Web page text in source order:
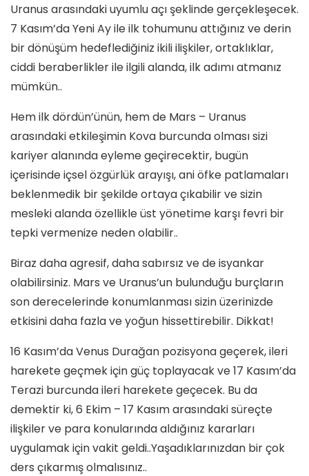
Uranus arasındaki uyumlu açı şeklinde gerçekleşecek.
7 Kasım’da Yeni Ay ile ilk tohumunu attığınız ve derin
bir dönüşüm hedeflediğiniz ikili ilişkiler, ortaklıklar,
ciddi beraberlikler ile ilgili alanda, ilk adımı atmanız
mümkün..
Hem ilk dördün’ünün, hem de Mars – Uranus
arasındaki etkileşimin Kova burcunda olması sizi
kariyer alanında eyleme geçirecektir, bugün
içerisinde içsel özgürlük arayışı, ani öfke patlamaları
beklenmedik bir şekilde ortaya çıkabilir ve sizin
mesleki alanda özellikle üst yönetime karşı fevri bir
tepki vermenize neden olabilir..
Biraz daha agresif, daha sabırsız ve de isyankar
olabilirsiniz. Mars ve Uranus’un bulunduğu burçların
son derecelerinde konumlanması sizin üzerinizde
etkisini daha fazla ve yoğun hissettirebilir. Dikkat!
16 Kasım’da Venus Durağan pozisyona geçerek, ileri
harekete geçmek için güç toplayacak ve 17 Kasım’da
Terazi burcunda ileri harekete geçecek. Bu da
demektir ki, 6 Ekim – 17 Kasım arasındaki süreçte
ilişkiler ve para konularında aldığınız kararları
uygulamak için vakit geldi..Yaşadıklarınızdan bir çok
ders çıkarmış olmalısınız..